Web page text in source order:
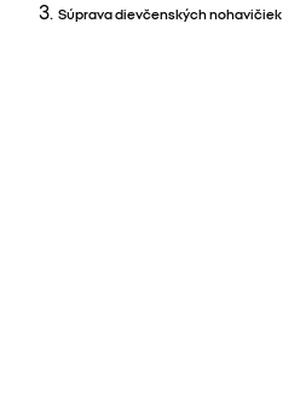
Súprava dievčenských nohavičiek